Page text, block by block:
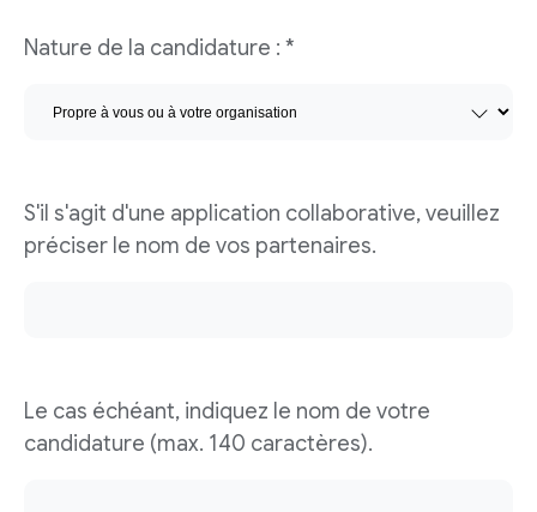
Nature de la candidature : *
S'il s'agit d'une application collaborative, veuillez
préciser le nom de vos partenaires.
Le cas échéant, indiquez le nom de votre
candidature (max. 140 caractères).